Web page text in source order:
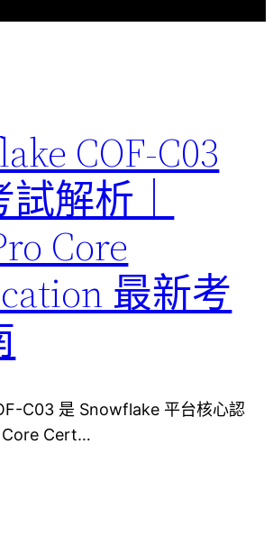
COF-C03
解析｜
Core
最新考
C03 是 Snowflake 平台核心認
Cert…